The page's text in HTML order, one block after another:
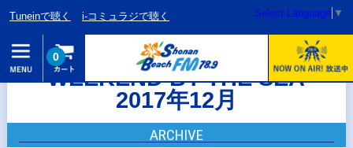
Tuneinで聴く i-コミュラジで聴く Select Language ▼
0
WEEKEND BY THE SEA
2017年12月
ARCHIVE